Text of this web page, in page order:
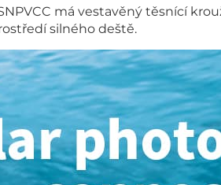
má vestavěný těsnící
silného deště.